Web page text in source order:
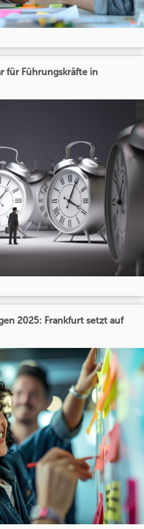
für Führungskräfte in
2025: Frankfurt setzt auf